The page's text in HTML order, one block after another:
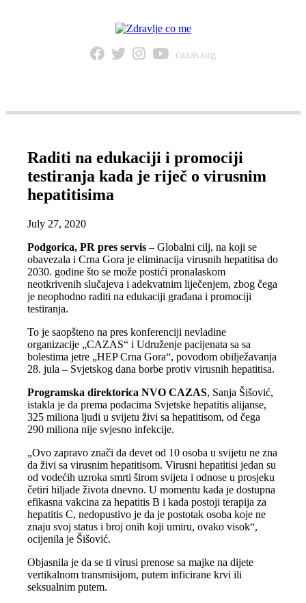
cazas.org
Raditi na edukaciji i promociji
testiranja kada je riječ o virusnim
hepatitisima
July 27, 2020
Podgorica, PR pres servis – Globalni cilj, na koji se
obavezala i Crna Gora je eliminacija virusnih hepatitisa do
2030. godine što se može postići pronalaskom
neotkrivenih slučajeva i adekvatnim liječenjem, zbog čega
je neophodno raditi na edukaciji građana i promociji
testiranja.
To je saopšteno na pres konferenciji nevladine
organizacije „CAZAS“ i Udruženje pacijenata sa sa
bolestima jetre „HEP Crna Gora“, povodom obilježavanja
28. jula – Svjetskog dana borbe protiv virusnih hepatitisa.
Programska direktorica NVO CAZAS, Sanja Šišović,
istakla je da prema podacima Svjetske hepatitis alijanse,
325 miliona ljudi u svijetu živi sa hepatitisom, od čega
290 miliona nije svjesno infekcije.
„Ovo zapravo znači da devet od 10 osoba u svijetu ne zna
da živi sa virusnim hepatitisom. Virusni hepatitisi jedan su
od vodećih uzroka smrti širom svijeta i odnose u prosjeku
četiri hiljade života dnevno. U momentu kada je dostupna
efikasna vakcina za hepatitis B i kada postoji terapija za
hepatitis C, nedopustivo je da je postotak osoba koje ne
znaju svoj status i broj onih koji umiru, ovako visok“,
ocijenila je Šišović.
Objasnila je da se ti virusi prenose sa majke na dijete
vertikalnom transmisijom, putem inficirane krvi ili
seksualnim putem.